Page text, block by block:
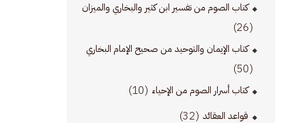
كتاب الصوم من تفسير ابن كثير والبخاري والميزان
(26)
كتاب الإيمان والتوحيد من صحيح الإمام البخاري
(50)
كتاب أسرار الصوم من الإحياء (10)
قواعد العقائد (32)